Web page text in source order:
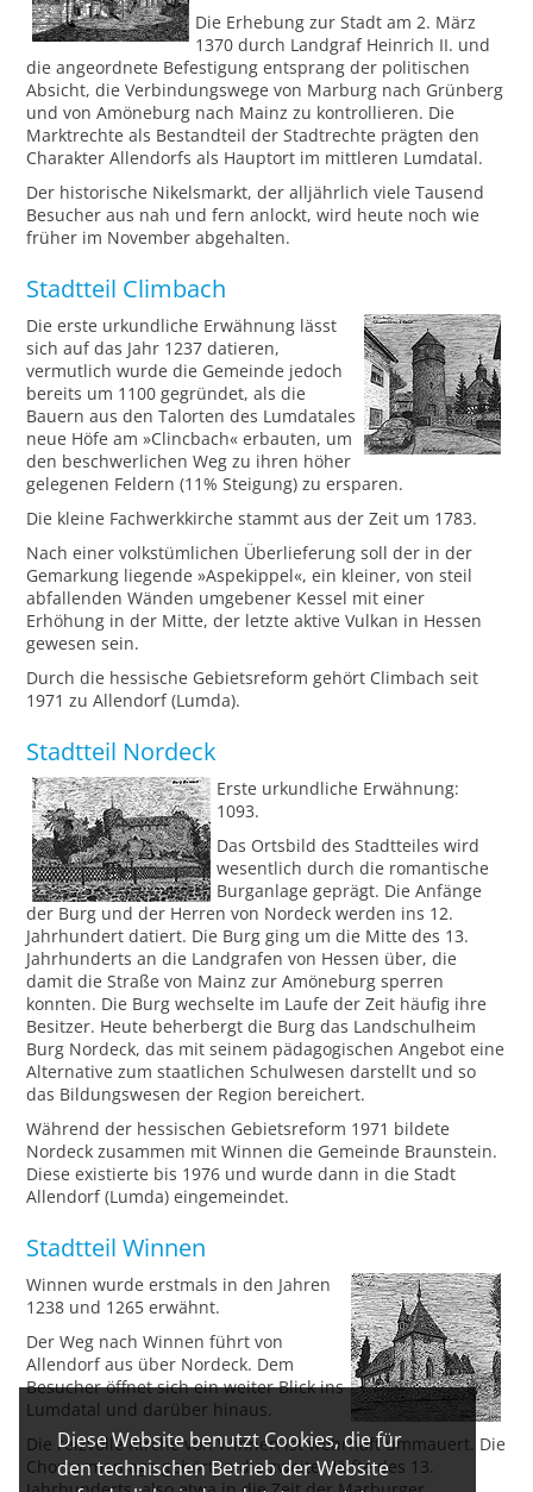
Diese Website benutzt Cookies, die für
den technischen Betrieb der Website
Die Erhebung zur Stadt am 2. März
1370 durch Landgraf Heinrich II. und
die angeordnete Befestigung entsprang der politischen
Absicht, die Verbindungswege von Marburg nach Grünberg
und von Amöneburg nach Mainz zu kontrollieren. Die
Marktrechte als Bestandteil der Stadtrechte prägten den
Charakter Allendorfs als Hauptort im mittleren Lumdatal.
Der historische Nikelsmarkt, der alljährlich viele Tausend
Besucher aus nah und fern anlockt, wird heute noch wie
früher im November abgehalten.
Stadtteil Climbach
Die erste urkundliche Erwähnung lässt
sich auf das Jahr 1237 datieren,
vermutlich wurde die Gemeinde jedoch
bereits um 1100 gegründet, als die
Bauern aus den Talorten des Lumdatales
neue Höfe am »Clincbach« erbauten, um
den beschwerlichen Weg zu ihren höher
gelegenen Feldern (11% Steigung) zu ersparen.
Die kleine Fachwerkkirche stammt aus der Zeit um 1783.
Nach einer volkstümlichen Überlieferung soll der in der
Gemarkung liegende »Aspekippel«, ein kleiner, von steil
abfallenden Wänden umgebener Kessel mit einer
Erhöhung in der Mitte, der letzte aktive Vulkan in Hessen
gewesen sein.
Durch die hessische Gebietsreform gehört Climbach seit
1971 zu Allendorf (Lumda).
Stadtteil Nordeck
Erste urkundliche Erwähnung:
1093.
Das Ortsbild des Stadtteiles wird
wesentlich durch die romantische
Burganlage geprägt. Die Anfänge
der Burg und der Herren von Nordeck werden ins 12.
Jahrhundert datiert. Die Burg ging um die Mitte des 13.
Jahrhunderts an die Landgrafen von Hessen über, die
damit die Straße von Mainz zur Amöneburg sperren
konnten. Die Burg wechselte im Laufe der Zeit häufig ihre
Besitzer. Heute beherbergt die Burg das Landschulheim
Burg Nordeck, das mit seinem pädagogischen Angebot eine
Alternative zum staatlichen Schulwesen darstellt und so
das Bildungswesen der Region bereichert.
Während der hessischen Gebietsreform 1971 bildete
Nordeck zusammen mit Winnen die Gemeinde Braunstein.
Diese existierte bis 1976 und wurde dann in die Stadt
Allendorf (Lumda) eingemeindet.
Stadtteil Winnen
Winnen wurde erstmals in den Jahren
1238 und 1265 erwähnt.
Der Weg nach Winnen führt von
Allendorf aus über Nordeck. Dem
Besucher öffnet sich ein weiter Blick ins
Lumdatal und darüber hinaus.
Die reizvolle Kirche von Winnen ist wehrhaft ummauert. Die
Chorturmanlage gehört in die zweite Hälfte des 13.